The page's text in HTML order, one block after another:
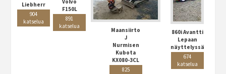
Liebherr
904
katselua
Volvo
F150L
891
katselua
Maansiirto
J
Nurmisen
Kubota
KX080-3CL
825
860i Avantti
Lepaan
näyttelyssä
674
katselua